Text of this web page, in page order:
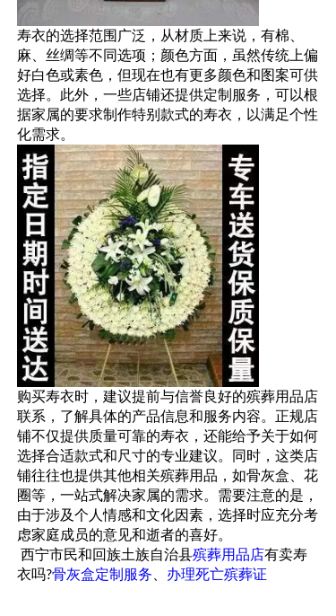
寿衣的选择范围广泛，从材质上来说，有棉、
麻、丝绸等不同选项；颜色方面，虽然传统上偏
好白色或素色，但现在也有更多颜色和图案可供
选择。此外，一些店铺还提供定制服务，可以根
据家属的要求制作特别款式的寿衣，以满足个性
化需求。
购买寿衣时，建议提前与信誉良好的殡葬用品店
联系，了解具体的产品信息和服务内容。正规店
铺不仅提供质量可靠的寿衣，还能给予关于如何
选择合适款式和尺寸的专业建议。同时，这类店
铺往往也提供其他相关殡葬用品，如骨灰盒、花
圈等，一站式解决家属的需求。需要注意的是，
由于涉及个人情感和文化因素，选择时应充分考
虑家庭成员的意见和逝者的喜好。
西宁市民和回族土族自治县殡葬用品店有卖寿
衣吗?骨灰盒定制服务 办理死亡殡葬证